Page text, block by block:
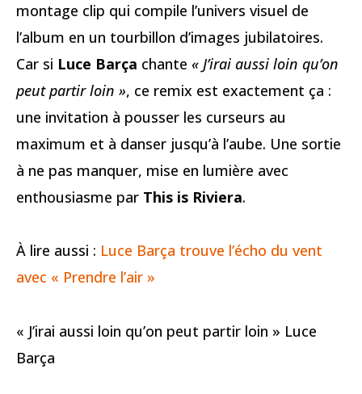
montage clip qui compile l’univers visuel de
l’album en un tourbillon d’images jubilatoires.
Car si Luce Barça chante « J’irai aussi loin qu’on
peut partir loin », ce remix est exactement ça :
une invitation à pousser les curseurs au
maximum et à danser jusqu’à l’aube. Une sortie
à ne pas manquer, mise en lumière avec
enthousiasme par This is Riviera.
À lire aussi : Luce Barça trouve l’écho du vent
avec « Prendre l’air »
« J’irai aussi loin qu’on peut partir loin » Luce
Barça